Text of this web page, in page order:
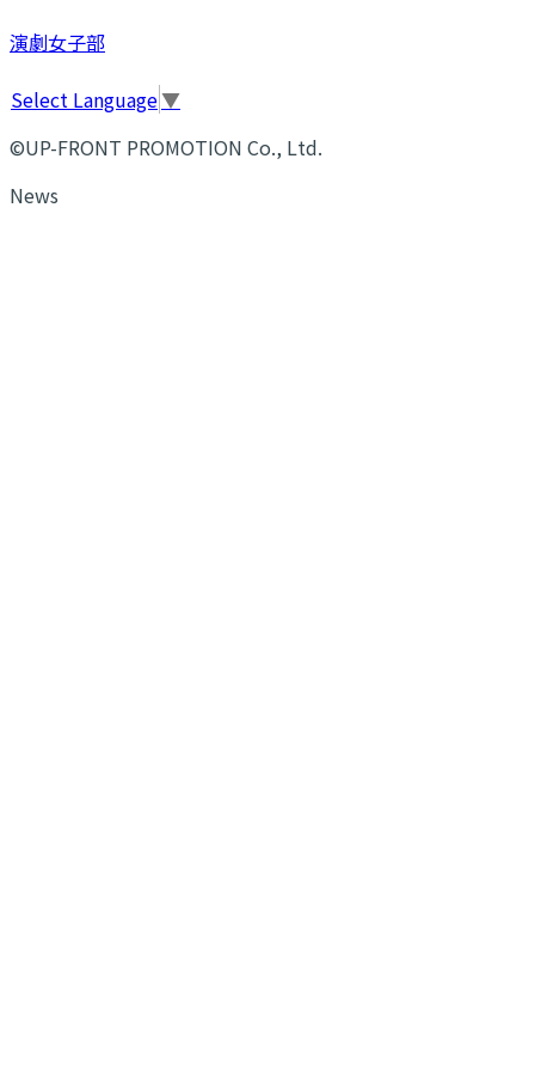
演劇女子部
Select Language▼
©UP-FRONT PROMOTION Co., Ltd.
News